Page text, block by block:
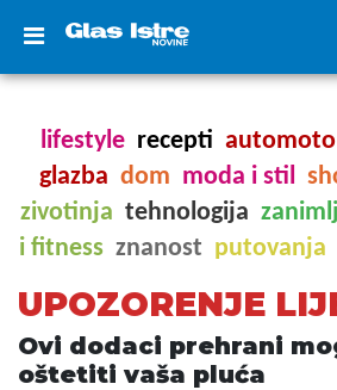
lifestyle recepti automoto
glazba dom moda i stil
zivotinja tehnologija
i fitness znanost putovanja
UPOZORENJE
Ovi dodaci prehrani
oštetiti vaša pluća